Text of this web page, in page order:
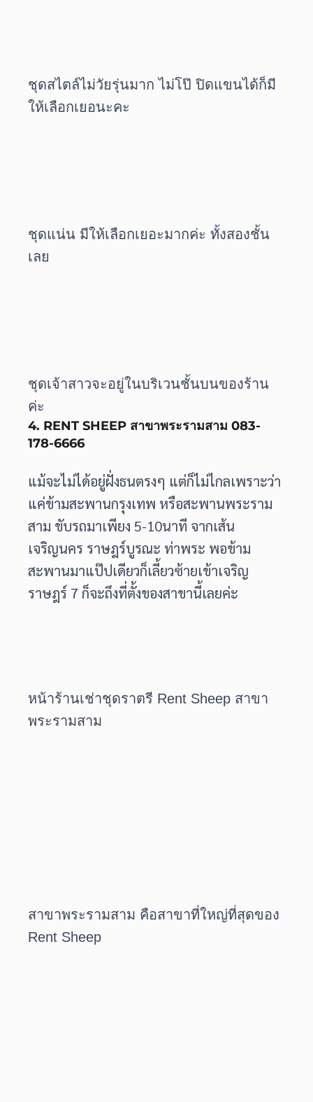
ชุดสไตล์ไม่วัยรุ่นมาก ไม่โป๊ ปิดแขนได้ก็มี
ให้เลือกเยอนะคะ
ชุดแน่น มีให้เลือกเยอะมากค่ะ ทั้งสองชั้น
เลย
ชุดเจ้าสาวจะอยู่ในบริเวนชั้นบนของร้าน
ค่ะ
4. RENT SHEEP สาขาพระรามสาม 083-
178-6666
แม้จะไม่ได้อยู่ฝั่งธนตรงๆ แต่ก็ไม่ไกลเพราะว่า
แค่ข้ามสะพานกรุงเทพ หรือสะพานพระราม
สาม ขับรถมาเพียง 5-10นาที จากเส้น
เจริญนคร ราษฎร์บูรณะ ท่าพระ พอข้าม
สะพานมาแป๊ปเดียวก็เลี้ยวซ้ายเข้าเจริญ
ราษฎร์ 7 ก็จะถึงที่ตั้งของสาขานี้เลยค่ะ
หน้าร้านเช่าชุดราตรี Rent Sheep สาขา
พระรามสาม
สาขาพระรามสาม คือสาขาที่ใหญ่ที่สุดของ
Rent Sheep